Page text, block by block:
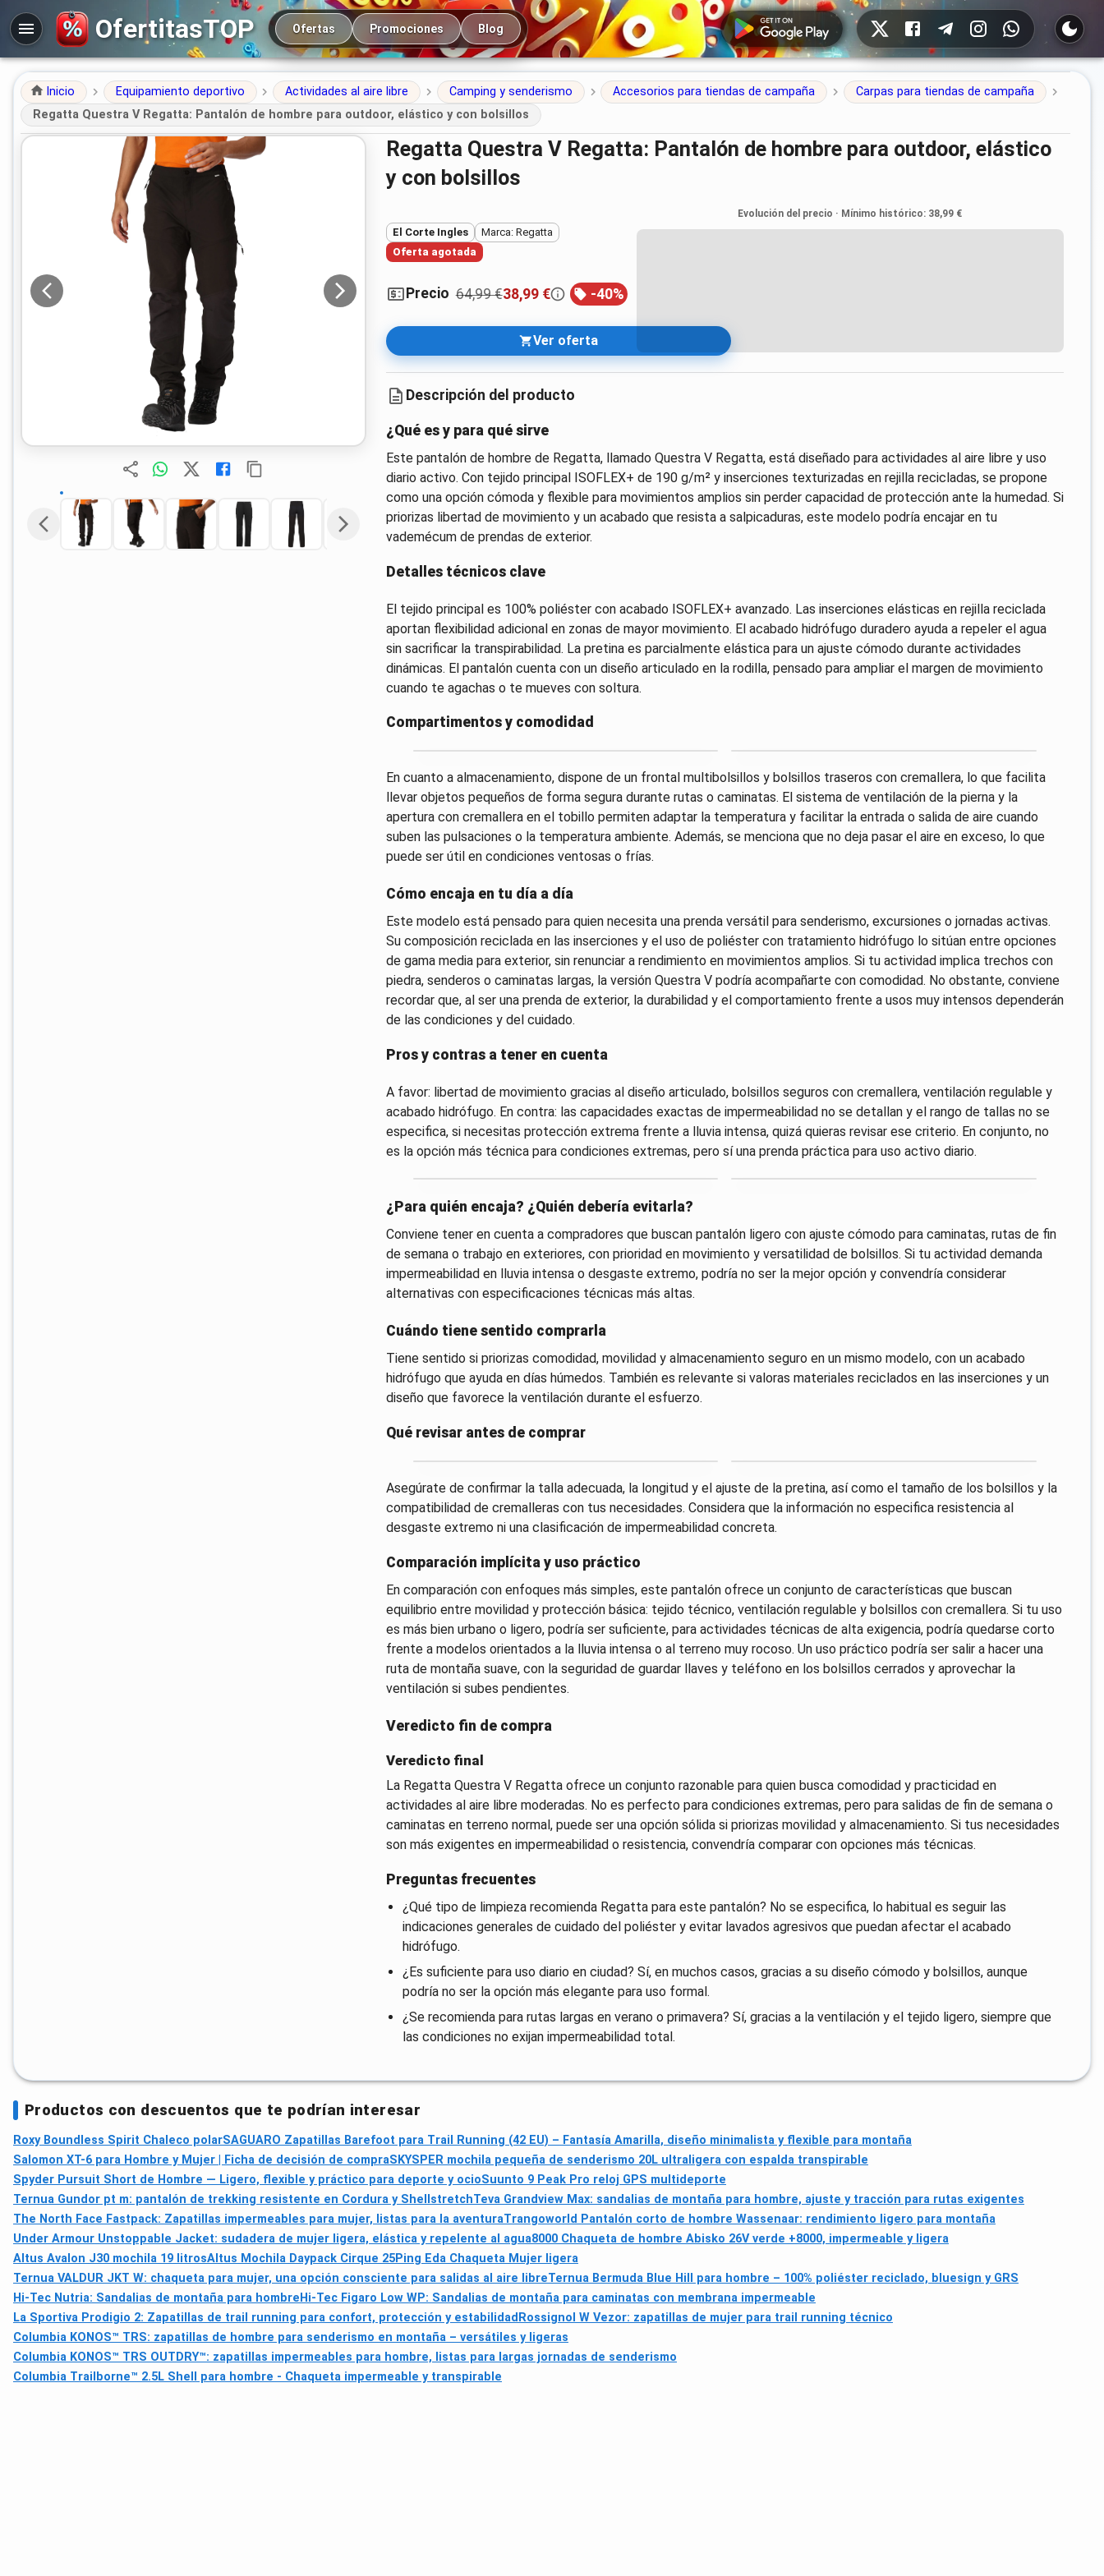
OfertitasTOP Navegación principal
Ofertas Promociones Blog
Redes sociales
Inicio Equipamiento deportivo Actividades al aire libre Camping y senderismo Accesorios para tiendas de campaña
Carpas para tiendas de campaña
Regatta Questra V Regatta: Pantalón de hombre para outdoor, elástico y con bolsillos
Regatta Questra V Regatta: Pantalón de hombre para outdoor, elástico
y con bolsillos
El Corte Ingles
Marca: Regatta
Oferta agotada
Precio 64,99 €38,99 € -40%
Ver oferta
Evolución del precio · Mínimo histórico: 38,99 €
Descripción del producto
¿Qué es y para qué sirve
Este pantalón de hombre de Regatta, llamado Questra V Regatta, está diseñado para actividades al aire libre y uso
diario activo. Con tejido principal ISOFLEX+ de 190 g/m² y inserciones texturizadas en rejilla recicladas, se propone
como una opción cómoda y flexible para movimientos amplios sin perder capacidad de protección ante la humedad. Si
priorizas libertad de movimiento y un acabado que resista a salpicaduras, este modelo podría encajar en tu
vademécum de prendas de exterior.
Detalles técnicos clave
El tejido principal es 100% poliéster con acabado ISOFLEX+ avanzado. Las inserciones elásticas en rejilla reciclada
aportan flexibilidad adicional en zonas de mayor movimiento. El acabado hidrófugo duradero ayuda a repeler el agua
sin sacrificar la transpirabilidad. La pretina es parcialmente elástica para un ajuste cómodo durante actividades
dinámicas. El pantalón cuenta con un diseño articulado en la rodilla, pensado para ampliar el margen de movimiento
cuando te agachas o te mueves con soltura.
Compartimentos y comodidad
En cuanto a almacenamiento, dispone de un frontal multibolsillos y bolsillos traseros con cremallera, lo que facilita
llevar objetos pequeños de forma segura durante rutas o caminatas. El sistema de ventilación de la pierna y la
apertura con cremallera en el tobillo permiten adaptar la temperatura y facilitar la entrada o salida de aire cuando
suben las pulsaciones o la temperatura ambiente. Además, se menciona que no deja pasar el aire en exceso, lo que
puede ser útil en condiciones ventosas o frías.
Cómo encaja en tu día a día
Este modelo está pensado para quien necesita una prenda versátil para senderismo, excursiones o jornadas activas.
Su composición reciclada en las inserciones y el uso de poliéster con tratamiento hidrófugo lo sitúan entre opciones
de gama media para exterior, sin renunciar a rendimiento en movimientos amplios. Si tu actividad implica trechos con
piedra, senderos o caminatas largas, la versión Questra V podría acompañarte con comodidad. No obstante, conviene
recordar que, al ser una prenda de exterior, la durabilidad y el comportamiento frente a usos muy intensos dependerán
de las condiciones y del cuidado.
Pros y contras a tener en cuenta
A favor: libertad de movimiento gracias al diseño articulado, bolsillos seguros con cremallera, ventilación regulable y
acabado hidrófugo. En contra: las capacidades exactas de impermeabilidad no se detallan y el rango de tallas no se
especifica, si necesitas protección extrema frente a lluvia intensa, quizá quieras revisar ese criterio. En conjunto, no
es la opción más técnica para condiciones extremas, pero sí una prenda práctica para uso activo diario.
¿Para quién encaja? ¿Quién debería evitarla?
Conviene tener en cuenta a compradores que buscan pantalón ligero con ajuste cómodo para caminatas, rutas de fin
de semana o trabajo en exteriores, con prioridad en movimiento y versatilidad de bolsillos. Si tu actividad demanda
impermeabilidad en lluvia intensa o desgaste extremo, podría no ser la mejor opción y convendría considerar
alternativas con especificaciones técnicas más altas.
Cuándo tiene sentido comprarla
Tiene sentido si priorizas comodidad, movilidad y almacenamiento seguro en un mismo modelo, con un acabado
hidrófugo que ayuda en días húmedos. También es relevante si valoras materiales reciclados en las inserciones y un
diseño que favorece la ventilación durante el esfuerzo.
Qué revisar antes de comprar
Asegúrate de confirmar la talla adecuada, la longitud y el ajuste de la pretina, así como el tamaño de los bolsillos y la
compatibilidad de cremalleras con tus necesidades. Considera que la información no especifica resistencia al
desgaste extremo ni una clasificación de impermeabilidad concreta.
Comparación implícita y uso práctico
En comparación con enfoques más simples, este pantalón ofrece un conjunto de características que buscan
equilibrio entre movilidad y protección básica: tejido técnico, ventilación regulable y bolsillos con cremallera. Si tu uso
es más bien urbano o ligero, podría ser suficiente, para actividades técnicas de alta exigencia, podría quedarse corto
frente a modelos orientados a la lluvia intensa o al terreno muy rocoso. Un uso práctico podría ser salir a hacer una
ruta de montaña suave, con la seguridad de guardar llaves y teléfono en los bolsillos cerrados y aprovechar la
ventilación si subes pendientes.
Veredicto fin de compra
Veredicto final
La Regatta Questra V Regatta ofrece un conjunto razonable para quien busca comodidad y practicidad en
actividades al aire libre moderadas. No es perfecto para condiciones extremas, pero para salidas de fin de semana o
caminatas en terreno normal, puede ser una opción sólida si priorizas movilidad y almacenamiento. Si tus necesidades
son más exigentes en impermeabilidad o resistencia, convendría comparar con opciones más técnicas.
Preguntas frecuentes
¿Qué tipo de limpieza recomienda Regatta para este pantalón? No se especifica, lo habitual es seguir las
indicaciones generales de cuidado del poliéster y evitar lavados agresivos que puedan afectar el acabado
hidrófugo.
¿Es suficiente para uso diario en ciudad? Sí, en muchos casos, gracias a su diseño cómodo y bolsillos, aunque
podría no ser la opción más elegante para uso formal.
¿Se recomienda para rutas largas en verano o primavera? Sí, gracias a la ventilación y el tejido ligero, siempre que
las condiciones no exijan impermeabilidad total.
Productos con descuentos que te podrían interesar
Roxy Boundless Spirit Chaleco polarSAGUARO Zapatillas Barefoot para Trail Running (42 EU) – Fantasía Amarilla, diseño minimalista y flexible para montaña
Salomon XT-6 para Hombre y Mujer | Ficha de decisión de compraSKYSPER mochila pequeña de senderismo 20L ultraligera con espalda transpirable
Spyder Pursuit Short de Hombre — Ligero, flexible y práctico para deporte y ocioSuunto 9 Peak Pro reloj GPS multideporte
Ternua Gundor pt m: pantalón de trekking resistente en Cordura y ShellstretchTeva Grandview Max: sandalias de montaña para hombre, ajuste y tracción para rutas exigentes
The North Face Fastpack: Zapatillas impermeables para mujer, listas para la aventuraTrangoworld Pantalón corto de hombre Wassenaar: rendimiento ligero para montaña
Under Armour Unstoppable Jacket: sudadera de mujer ligera, elástica y repelente al agua8000 Chaqueta de hombre Abisko 26V verde +8000, impermeable y ligera
Altus Avalon J30 mochila 19 litrosAltus Mochila Daypack Cirque 25Ping Eda Chaqueta Mujer ligera
Ternua VALDUR JKT W: chaqueta para mujer, una opción consciente para salidas al aire libreTernua Bermuda Blue Hill para hombre – 100% poliéster reciclado, bluesign y GRS
Hi-Tec Nutria: Sandalias de montaña para hombre Hi-Tec Figaro Low WP: Sandalias de montaña para caminatas con membrana impermeable
La Sportiva Prodigio 2: Zapatillas de trail running para confort, protección y estabilidad Rossignol W Vezor: zapatillas de mujer para trail running técnico
Columbia KONOS™ TRS: zapatillas de hombre para senderismo en montaña – versátiles y ligeras
Columbia KONOS™ TRS OUTDRY™: zapatillas impermeables para hombre, listas para largas jornadas de senderismo
Columbia Trailborne™ 2.5L Shell para hombre - Chaqueta impermeable y transpirable